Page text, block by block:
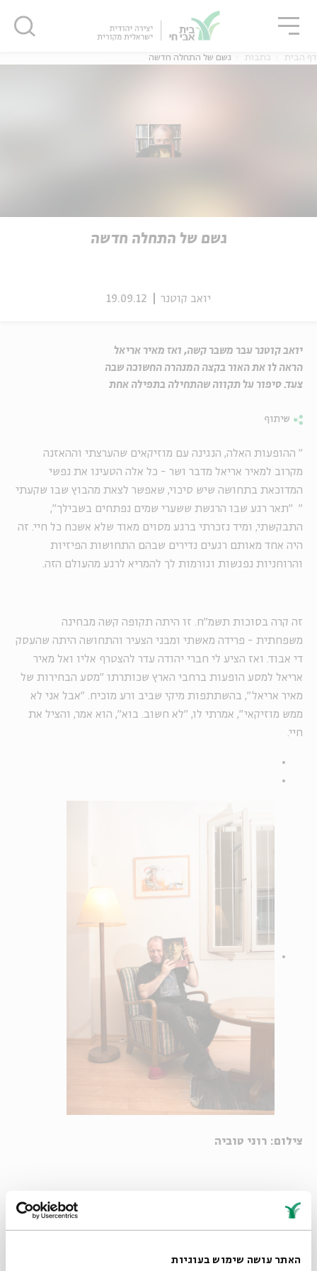
האתר עושה שימוש בעוגיות
אנגלית
דף הבית כתבות גשם של התחלה חדשה
גשם של התחלה חדשה
יואב קוטנר 19.09.12
יואב קוטנר עבר משבר קשה, ואז מאיר אריאל
הראה לו את האור בקצה המנהרה החשוכה שבה
צעד. סיפור על תקווה שהתחילה בתפילה אחת
שיתוף
" ההופעות האלה, הנגינה עם מוזיקאים שהערצתי וההאזנה
מקרוב למאיר אריאל מדבר ושר - כל אלה הטעינו את נפשי
המדוכאת בתחושה שיש סיכוי, שאפשר לצאת מהבוץ שבו שקעתי
" "תאר רגע שבו הרגשת ששערי שמים נפתחים בשבילך",
התבקשתי, ומיד נזכרתי ברגע מסוים מאוד שלא אשכח כל חיי. זה
היה אחד מאותם רגעים נדירים שבהם התחושות הפיזיות
והרוחניות נפגשות וגורמות לך להמריא לרגע מהעולם הזה.
זה קרה בסוכות תשמ"ח. זו היתה תקופה קשה מבחינה
משפחתית - פרידה מאשתי ומבני הצעיר והתחושה היתה שהעסק
די אבוד. ואז הציע לי חברי יהודה עדר להצטרף אליו ואל מאיר
אריאל למסע הופעות ברחבי הארץ שכותרתו "מסע הבחירות של
מאיר אריאל", בהשתתפות מיקי שביב ורע מוכיח. "אבל אני לא
ממש מוזיקאי", אמרתי לו, "לא חשוב. בוא", הוא אמר, והציל את
חיי.
צילום: רוני טוביה
ההופעות האלה, הנגינה עם מוזיקאים שהערצתי וההאזנה מקרוב
למאיר אריאל מדבר ושר - כל אלה הטעינו את נפשי המדוכאת
שיר ההתחדשות החדש שמאיר אריאל הציג לראשונה בפני הקהל -
סגור